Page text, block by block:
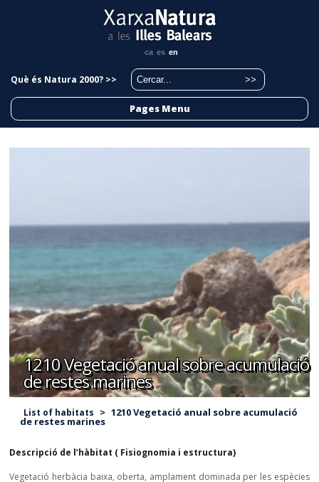
ca es en
Què és Natura 2000? >>
Pages Menu
1210 Vegetació anual sobre acumulació
de restes marines
List of habitats > 1210 Vegetació anual sobre acumulació
de restes marines
Descripció de l’hàbitat ( Fisiognomia i estructura)
Vegetació herbàcia baixa, oberta, amplament dominada per les espècies